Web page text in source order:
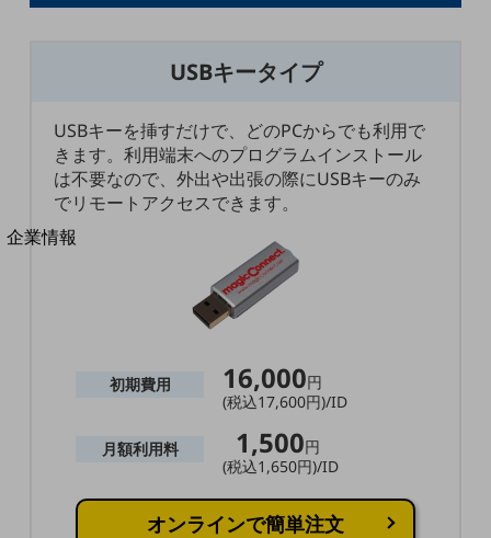
相談・申し込みができるバーチャルショップ
別ウィンドウで開きます
企業情報
グループ会社
USBキータイプ
USBキーを挿すだけで、どのPCからでも利用で
きます。利用端末へのプログラムインストール
は不要なので、外出や出張の際にUSBキーのみ
でリモートアクセスできます。
初期費用 16,000円
(税込17,600円)/ID
月額利用料 1,500円
(税込1,650円)/ID
オンラインで簡単注文